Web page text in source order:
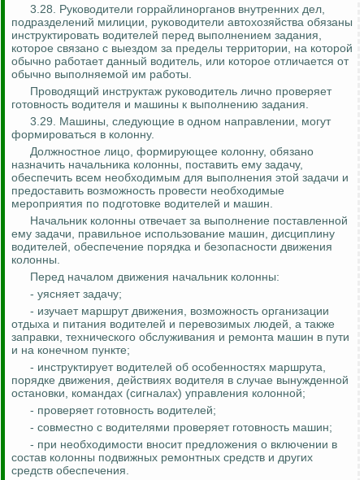
3.28. Руководители горрайлинорганов внутренних дел,
подразделений милиции, руководители автохозяйства обязаны
инструктировать водителей перед выполнением задания,
которое связано с выездом за пределы территории, на которой
обычно работает данный водитель, или которое отличается от
обычно выполняемой им работы.
Проводящий инструктаж руководитель лично проверяет
готовность водителя и машины к выполнению задания.
3.29. Машины, следующие в одном направлении, могут
формироваться в колонну.
Должностное лицо, формирующее колонну, обязано
назначить начальника колонны, поставить ему задачу,
обеспечить всем необходимым для выполнения этой задачи и
предоставить возможность провести необходимые
мероприятия по подготовке водителей и машин.
Начальник колонны отвечает за выполнение поставленной
ему задачи, правильное использование машин, дисциплину
водителей, обеспечение порядка и безопасности движения
колонны.
Перед началом движения начальник колонны:
- уясняет задачу;
- изучает маршрут движения, возможность организации
отдыха и питания водителей и перевозимых людей, а также
заправки, технического обслуживания и ремонта машин в пути
и на конечном пункте;
- инструктирует водителей об особенностях маршрута,
порядке движения, действиях водителя в случае вынужденной
остановки, командах (сигналах) управления колонной;
- проверяет готовность водителей;
- совместно с водителями проверяет готовность машин;
- при необходимости вносит предложения о включении в
состав колонны подвижных ремонтных средств и других
средств обеспечения.